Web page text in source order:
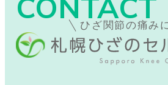
CONTACT
ひざ関節の痛み